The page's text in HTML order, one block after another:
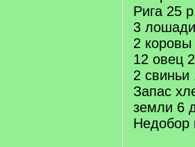
Рига 25
3
2 коровы
12 овец
2 свиньи
Запас
земли 6
Недобор